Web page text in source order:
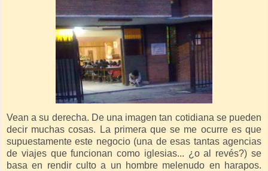
Vean a su derecha. De una imagen tan cotidiana se pueden
decir muchas cosas. La primera que se me ocurre es que
supuestamente este negocio (una de esas tantas agencias
de viajes que funcionan como iglesias... ¿o al revés?) se
basa en rendir culto a un hombre melenudo en harapos.